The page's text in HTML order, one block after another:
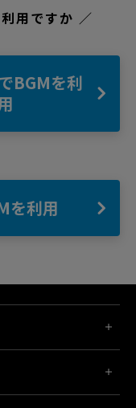
用ですか ／
BGMを利
を利用